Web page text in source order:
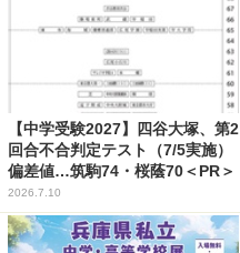
【中学受験2027】四谷大塚、第2
回合不合判定テスト（7/5実施）
偏差値…筑駒74・桜蔭70＜PR＞
2026.7.10